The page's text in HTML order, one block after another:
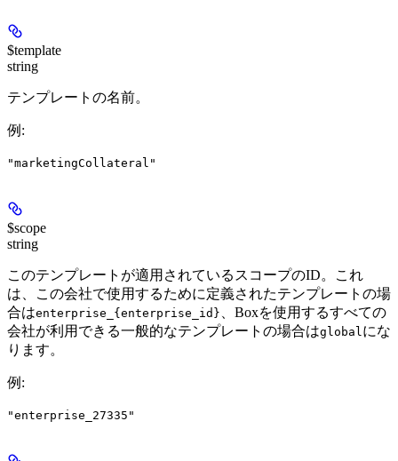
$template
string
テンプレートの名前。
例 :
"marketingCollateral"
$scope
string
このテンプレートが適用されているスコープのID。これ
は、この会社で使用するために定義されたテンプレートの場
合はenterprise_{enterprise_id}
、Boxを使用するすべての
会社が利用できる一般的なテンプレートの場合はglobalにな
ります。
例 :
"enterprise_27335"